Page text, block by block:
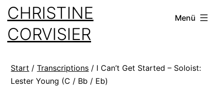
Zum
Inhalt
springen
CHRISTINE
CORVISIER
Menü
Start /Transcriptions / I Can’t Get Started – Soloist:
Lester Young (C / Bb / Eb)